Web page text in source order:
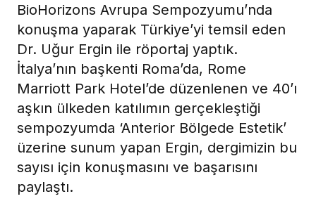
BioHorizons Avrupa Sempozyumu’nda
konuşma yaparak Türkiye’yi temsil eden
Dr. Uğur Ergin ile röportaj yaptık.
İtalya’nın başkenti Roma’da, Rome
Marriott Park Hotel’de düzenlenen ve 40’ı
aşkın ülkeden katılımın gerçekleştiği
sempozyumda ‘Anterior Bölgede Estetik’
üzerine sunum yapan Ergin, dergimizin bu
sayısı için konuşmasını ve başarısını
paylaştı.